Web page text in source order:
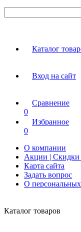
Каталог
Вход на сайт
Сравнение
0
Избранное
0
О компании
Акции | Скидки
Карта сайта
Задать вопрос
О
Каталог товаров